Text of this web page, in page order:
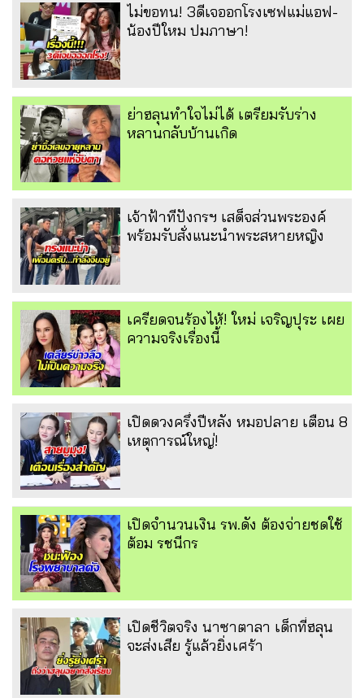
ไม่ขอทน! 3ดีเจออกโรงเซฟแม่แอฟ-
น้องปีใหม ปมภาษา!
ย่าฮลุนทำใจไม่ได้ เตรียมรับร่าง
หลานกลับบ้านเกิด
เจ้าฟ้าทีปังกรฯ เสด็จส่วนพระองค์
พร้อมรับสั่งแนะนำพระสหายหญิง
เครียดจนร้องไห้! ใหม่ เจริญปุระ เผย
ความจริงเรื่องนี้
เปิดดวงครึ่งปีหลัง หมอปลาย เตือน 8
เหตุการณ์ใหญ่!
เปิดจำนวนเงิน รพ.ดัง ต้องจ่ายชดใช้
ต้อม รชนีกร
เปิดชีวิตจริง นาซาตาลา เด็กที่ฮลุน
จะส่งเสีย รู้แล้วยิ่งเศร้า